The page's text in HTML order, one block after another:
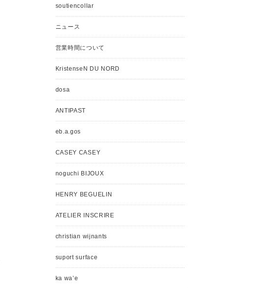
soutiencollar
ニュース
営業時間について
KristenseN DU NORD
dosa
ANTIPAST
eb.a.gos
CASEY CASEY
noguchi BIJOUX
HENRY BEGUELIN
ATELIER INSCRIRE
christian wijnants
suport surface
ka wa’e